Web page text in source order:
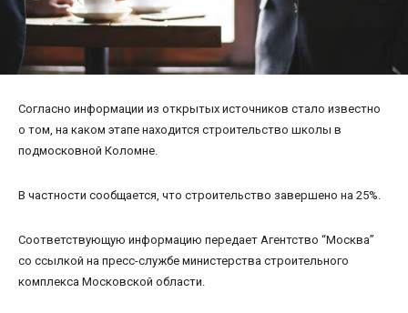
Согласно информации из открытых источников стало известно
о том, на каком этапе находится строительство школы в
подмосковной Коломне.
В частности сообщается, что строительство завершено на 25%.
Соответствующую информацию передает Агентство “Москва”
со ссылкой на пресс-службе министерства строительного
комплекса Московской области.